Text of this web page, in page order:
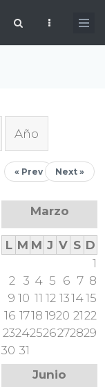
Año
activa)
« Prev Next »
Marzo
L M M J V S D
1
2 3 4 5 6 7 8
9 10 11 12 131415
16 1718 1920 2122
23242526272829
30 31
Junio